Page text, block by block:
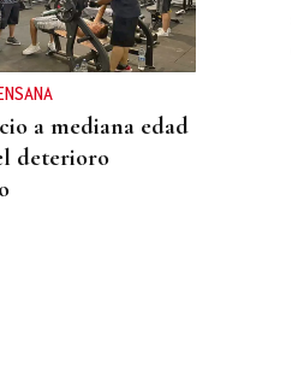
a mediana edad
deterioro